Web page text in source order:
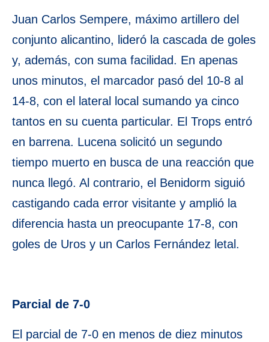
Juan Carlos Sempere, máximo artillero del
conjunto alicantino, lideró la cascada de goles
y, además, con suma facilidad. En apenas
unos minutos, el marcador pasó del 10-8 al
14-8, con el lateral local sumando ya cinco
tantos en su cuenta particular. El Trops entró
en barrena. Lucena solicitó un segundo
tiempo muerto en busca de una reacción que
nunca llegó. Al contrario, el Benidorm siguió
castigando cada error visitante y amplió la
diferencia hasta un preocupante 17-8, con
goles de Uros y un Carlos Fernández letal.
Parcial de 7-0
El parcial de 7-0 en menos de diez minutos